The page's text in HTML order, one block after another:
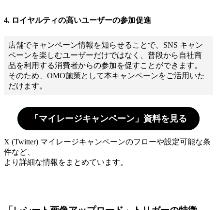
4. ロイヤルティの高いユーザーの参加促進
店舗でキャンペーン情報を知らせることで、SNS キャン
ペーンを楽しむユーザーだけではなく、普段から自社商
品を利用する消費者からの参加を促すことができます。
そのため、OMO施策として本キャンペーンをご活用いた
だけます。
「マイレージキャンペーン」資料を見る
X (Twitter) マイレージキャンペーンのフローや設定可能な条
件など、
より詳細な情報をまとめています。